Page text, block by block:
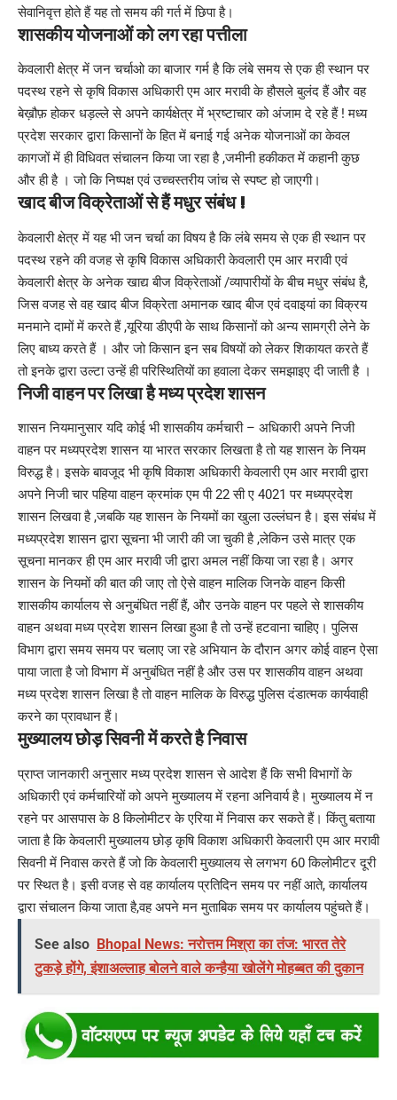
सेवानिवृत्त होते हैं यह तो समय की गर्त में छिपा है।
शासकीय योजनाओं को लग रहा पत्तीला
केवलारी क्षेत्र में जन चर्चाओ का बाजार गर्म है कि लंबे समय से एक ही स्थान पर
पदस्थ रहने से कृषि विकास अधिकारी एम आर मरावी के हौसले बुलंद हैं और वह
बेख़ौफ़ होकर धड़ल्ले से अपने कार्यक्षेत्र में भ्रष्टाचार को अंजाम दे रहे हैं ! मध्य
प्रदेश सरकार द्वारा किसानों के हित में बनाई गई अनेक योजनाओं का केवल
कागजों में ही विधिवत संचालन किया जा रहा है ,जमीनी हकीकत में कहानी कुछ
और ही है । जो कि निष्पक्ष एवं उच्चस्तरीय जांच से स्पष्ट हो जाएगी।
खाद बीज विक्रेताओं से हैं मधुर संबंध !
केवलारी क्षेत्र में यह भी जन चर्चा का विषय है कि लंबे समय से एक ही स्थान पर
पदस्थ रहने की वजह से कृषि विकास अधिकारी केवलारी एम आर मरावी एवं
केवलारी क्षेत्र के अनेक खाद्य बीज विक्रेताओं /व्यापारीयों के बीच मधुर संबंध है,
जिस वजह से वह खाद बीज विक्रेता अमानक खाद बीज एवं दवाइयां का विक्रय
मनमाने दामों में करते हैं ,यूरिया डीएपी के साथ किसानों को अन्य सामग्री लेने के
लिए बाध्य करते हैं । और जो किसान इन सब विषयों को लेकर शिकायत करते हैं
तो इनके द्वारा उल्टा उन्हें ही परिस्थितियों का हवाला देकर समझाइए दी जाती है ।
निजी वाहन पर लिखा है मध्य प्रदेश शासन
शासन नियमानुसार यदि कोई भी शासकीय कर्मचारी – अधिकारी अपने निजी
वाहन पर मध्यप्रदेश शासन या भारत सरकार लिखता है तो यह शासन के नियम
विरुद्ध है। इसके बावजूद भी कृषि विकाश अधिकारी केवलारी एम आर मरावी द्वारा
अपने निजी चार पहिया वाहन क्रमांक एम पी 22 सी ए 4021 पर मध्यप्रदेश
शासन लिखवा है ,जबकि यह शासन के नियमों का खुला उल्लंघन है। इस संबंध में
मध्यप्रदेश शासन द्वारा सूचना भी जारी की जा चुकी है ,लेकिन उसे मात्र एक
सूचना मानकर ही एम आर मरावी जी द्वारा अमल नहीं किया जा रहा है। अगर
शासन के नियमों की बात की जाए तो ऐसे वाहन मालिक जिनके वाहन किसी
शासकीय कार्यालय से अनुबंधित नहीं हैं, और उनके वाहन पर पहले से शासकीय
वाहन अथवा मध्य प्रदेश शासन लिखा हुआ है तो उन्हें हटवाना चाहिए। पुलिस
विभाग द्वारा समय समय पर चलाए जा रहे अभियान के दौरान अगर कोई वाहन ऐसा
पाया जाता है जो विभाग में अनुबंधित नहीं है और उस पर शासकीय वाहन अथवा
मध्य प्रदेश शासन लिखा है तो वाहन मालिक के विरुद्ध पुलिस दंडात्मक कार्यवाही
करने का प्रावधान हैं।
मुख्यालय छोड़ सिवनी में करते है निवास
प्राप्त जानकारी अनुसार मध्य प्रदेश शासन से आदेश हैं कि सभी विभागों के
अधिकारी एवं कर्मचारियों को अपने मुख्यालय में रहना अनिवार्य है। मुख्यालय में न
रहने पर आसपास के 8 किलोमीटर के एरिया में निवास कर सकते हैं। किंतु बताया
जाता है कि केवलारी मुख्यालय छोड़ कृषि विकाश अधिकारी केवलारी एम आर मरावी
सिवनी में निवास करते हैं जो कि केवलारी मुख्यालय से लगभग 60 किलोमीटर दूरी
पर स्थित है। इसी वजह से वह कार्यालय प्रतिदिन समय पर नहीं आते, कार्यालय
द्वारा संचालन किया जाता है,वह अपने मन मुताबिक समय पर कार्यालय पहुंचते हैं।
See also Bhopal News: नरोत्तम मिश्रा का तंज: भारत तेरे
टुकड़े होंगे, इंशाअल्लाह बोलने वाले कन्हैया खोलेंगे मोहब्बत की दुकान